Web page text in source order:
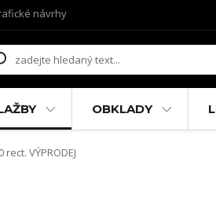
návrhy
OBKLADY
VÝPRODEJ